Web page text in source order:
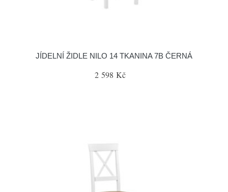
JÍDELNÍ ŽIDLE NILO 14 TKANINA 7B ČERNÁ
2 598 Kč